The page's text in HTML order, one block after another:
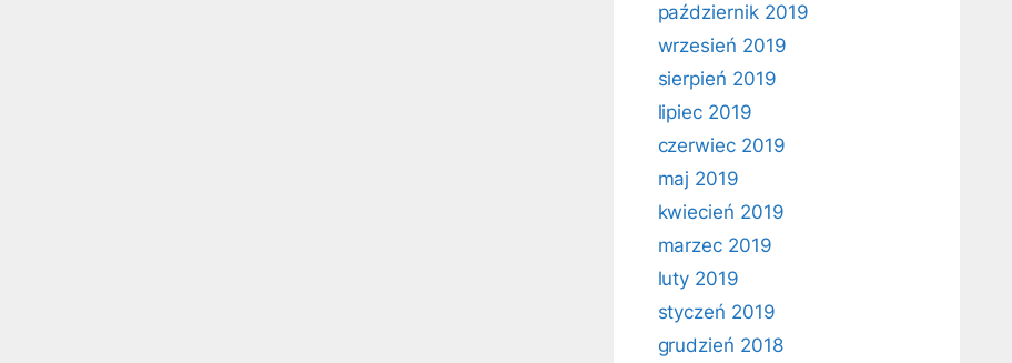
październik 2019
wrzesień 2019
sierpień 2019
lipiec 2019
czerwiec 2019
maj 2019
kwiecień 2019
marzec 2019
luty 2019
styczeń 2019
grudzień 2018